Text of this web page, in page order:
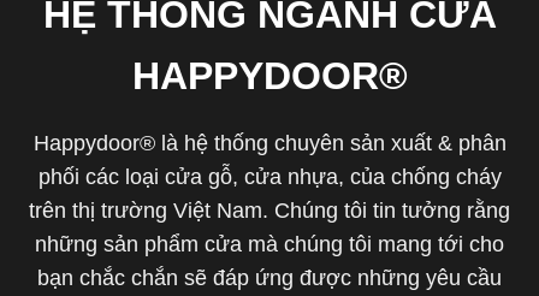
HỆ THỐNG NGÀNH CỬA
HAPPYDOOR®
Happydoor® là hệ thống chuyên sản xuất & phân
phối các loại cửa gỗ, cửa nhựa, của chống cháy
trên thị trường Việt Nam. Chúng tôi tin tưởng rằng
những sản phẩm cửa mà chúng tôi mang tới cho
bạn chắc chắn sẽ đáp ứng được những yêu cầu